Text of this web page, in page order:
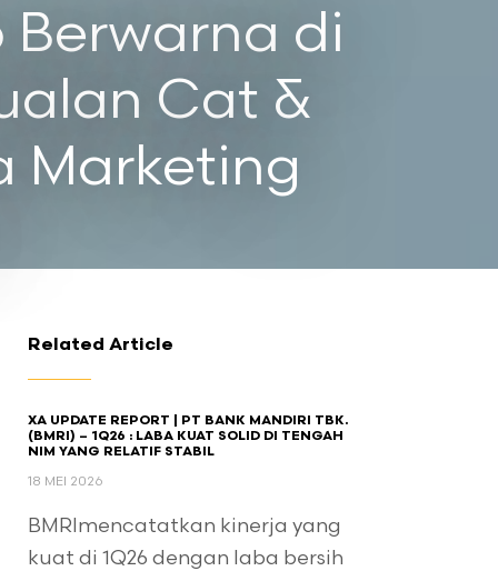
di
Cat &
Marketing
Related Article
XA UPDATE REPORT | PT BANK MANDIRI TBK.
(BMRI) – 1Q26 : LABA KUAT SOLID DI TENGAH
NIM YANG RELATIF STABIL
18 MEI 2026
BMRImencatatkan kinerja yang
kuat di 1Q26 dengan laba bersih